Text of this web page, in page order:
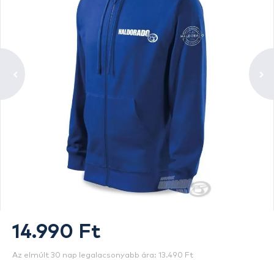
14.990 Ft
Az elmúlt 30 nap legalacsonyabb ára: 13.490 Ft